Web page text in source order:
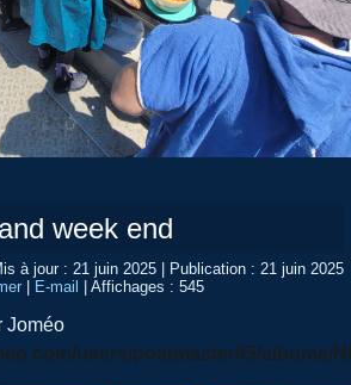
week end
à jour : 21 juin 2025 | Publication : 21 juin 2025
| E-mail |Affichages : 545
Joméo
users/postmaster85/albums/